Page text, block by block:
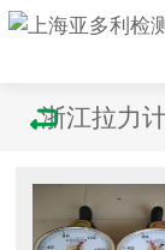
浙江拉力